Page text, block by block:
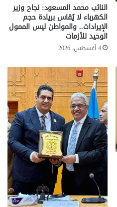
النائب محمد المسعود: نجاح وزير
الكهرباء لا يُقاس بريادة حجم
الإيرادات.. والمواطن ليس الممول
الوحيد للأزمات
4 أغسطس، 2026